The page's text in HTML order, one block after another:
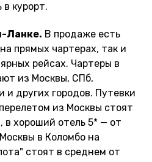
в курорт.
Ланке. В продаже есть
прямых чартерах, так и
рейсах. Чартеры в
из Москвы, СПб,
и других городов. Путевки
из Москвы стоят
в хороший отель 5* — от
в Коломбо на
стоят в среднем от